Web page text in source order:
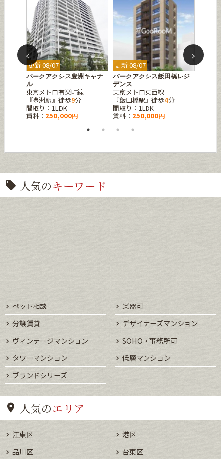
更新 08/07
パークアクシス豊洲キャナ
ル
東京メトロ有楽町線
『豊洲駅』徒歩9分
間取り：1LDK
賃料： 250,000円
更新 08/07
パークアクシス飯田橋レジ
デンス
東京メトロ東西線
『飯田橋駅』徒歩4分
間取り：1LDK
賃料： 250,000円
人気のキーワード
ペット相談
楽器可
分譲賃貸
デザイナーズマンション
ヴィンテージマンション
SOHO・事務所可
タワーマンション
低層マンション
ブランドシリーズ
人気のエリア
江東区
港区
品川区
台東区